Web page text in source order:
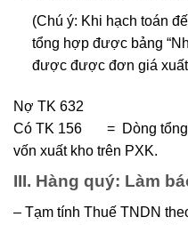
(Chú ý: Khi hạch toán
tổng hợp được bảng
được được đơn giá
Nợ TK 632
Có TK 156 = Dòng tổng
vốn xuất kho trên PXK.
III. Hàng quý: Làm
– Tạm tính Thuế TNDN